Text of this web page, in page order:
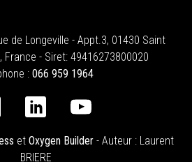
de Longeville - Appt.3, 01430 Saint
France - Siret: 49416273800020
: 066 959 1964
et Oxygen Builder- Auteur : Laurent
BRIERE